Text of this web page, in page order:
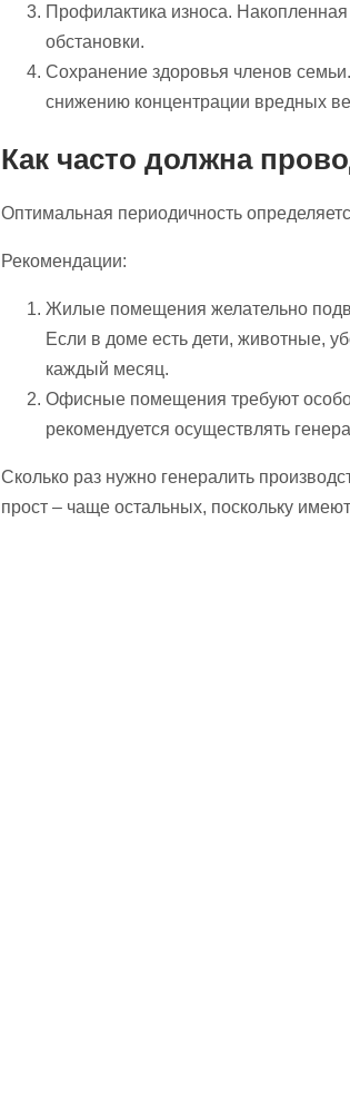
Профилактика износа.
обстановки.
Сохранение здоровья членов
снижению концентрации вредных
Как часто должна
Оптимальная периодичность
Рекомендации:
Жилые помещения желательно
Если в доме есть дети, животные,
каждый месяц.
Офисные помещения требуют
рекомендуется осуществлять
Сколько раз нужно генералить
прост – чаще остальных, поскольку